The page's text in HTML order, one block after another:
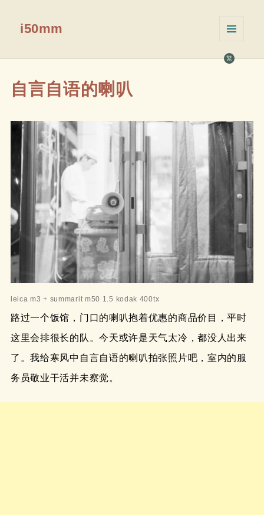
繁
i50mm
挂件
自言自语的喇叭
leica m3 + summarit m50 1.5 kodak 400tx
路过一个饭馆，门口的喇叭抱着优惠的商品价目，平时
这里会排很长的队。今天或许是天气太冷，都没人出来
了。我给寒风中自言自语的喇叭拍张照片吧，室内的服
务员敬业干活并未察觉。